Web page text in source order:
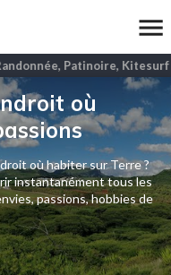
Patinoire, Kitesurf
où
où habiter sur Terre ?
instantanément tous les
passions, hobbies de